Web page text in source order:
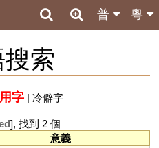
粵
普
索
字| 冷僻字
], 找到 2 個
意義